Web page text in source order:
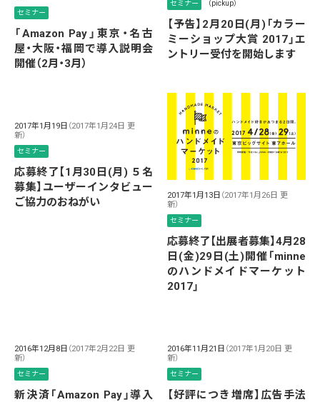
セミナー
「Amazon Pay」東京・名古
屋・大阪・福岡で導入説明会
開催（2月・3月）
セミナー （pickup）
【予告】2月20日(月)「カラー
ミーショップ大賞 2017」エ
ントリー受付を開始します
2017年1月19日 （2017年1月24日 更
新）
セミナー
応募終了【1月30日(月) ５名
募集】ユーザーインタビュー
ご協力のおねがい
2017年1月13日 （2017年1月26日 更
新）
セミナー
応募終了【出展者募集】4月28
日(金)29日(土)開催「minne
のハンドメイドマーケット
2017」
2016年12月8日 （2017年2月22日 更
新）
セミナー
新決済「Amazon Pay」導入
2016年11月21日 （2017年1月20日 更
新）
セミナー
【好評につき増席】広告手法